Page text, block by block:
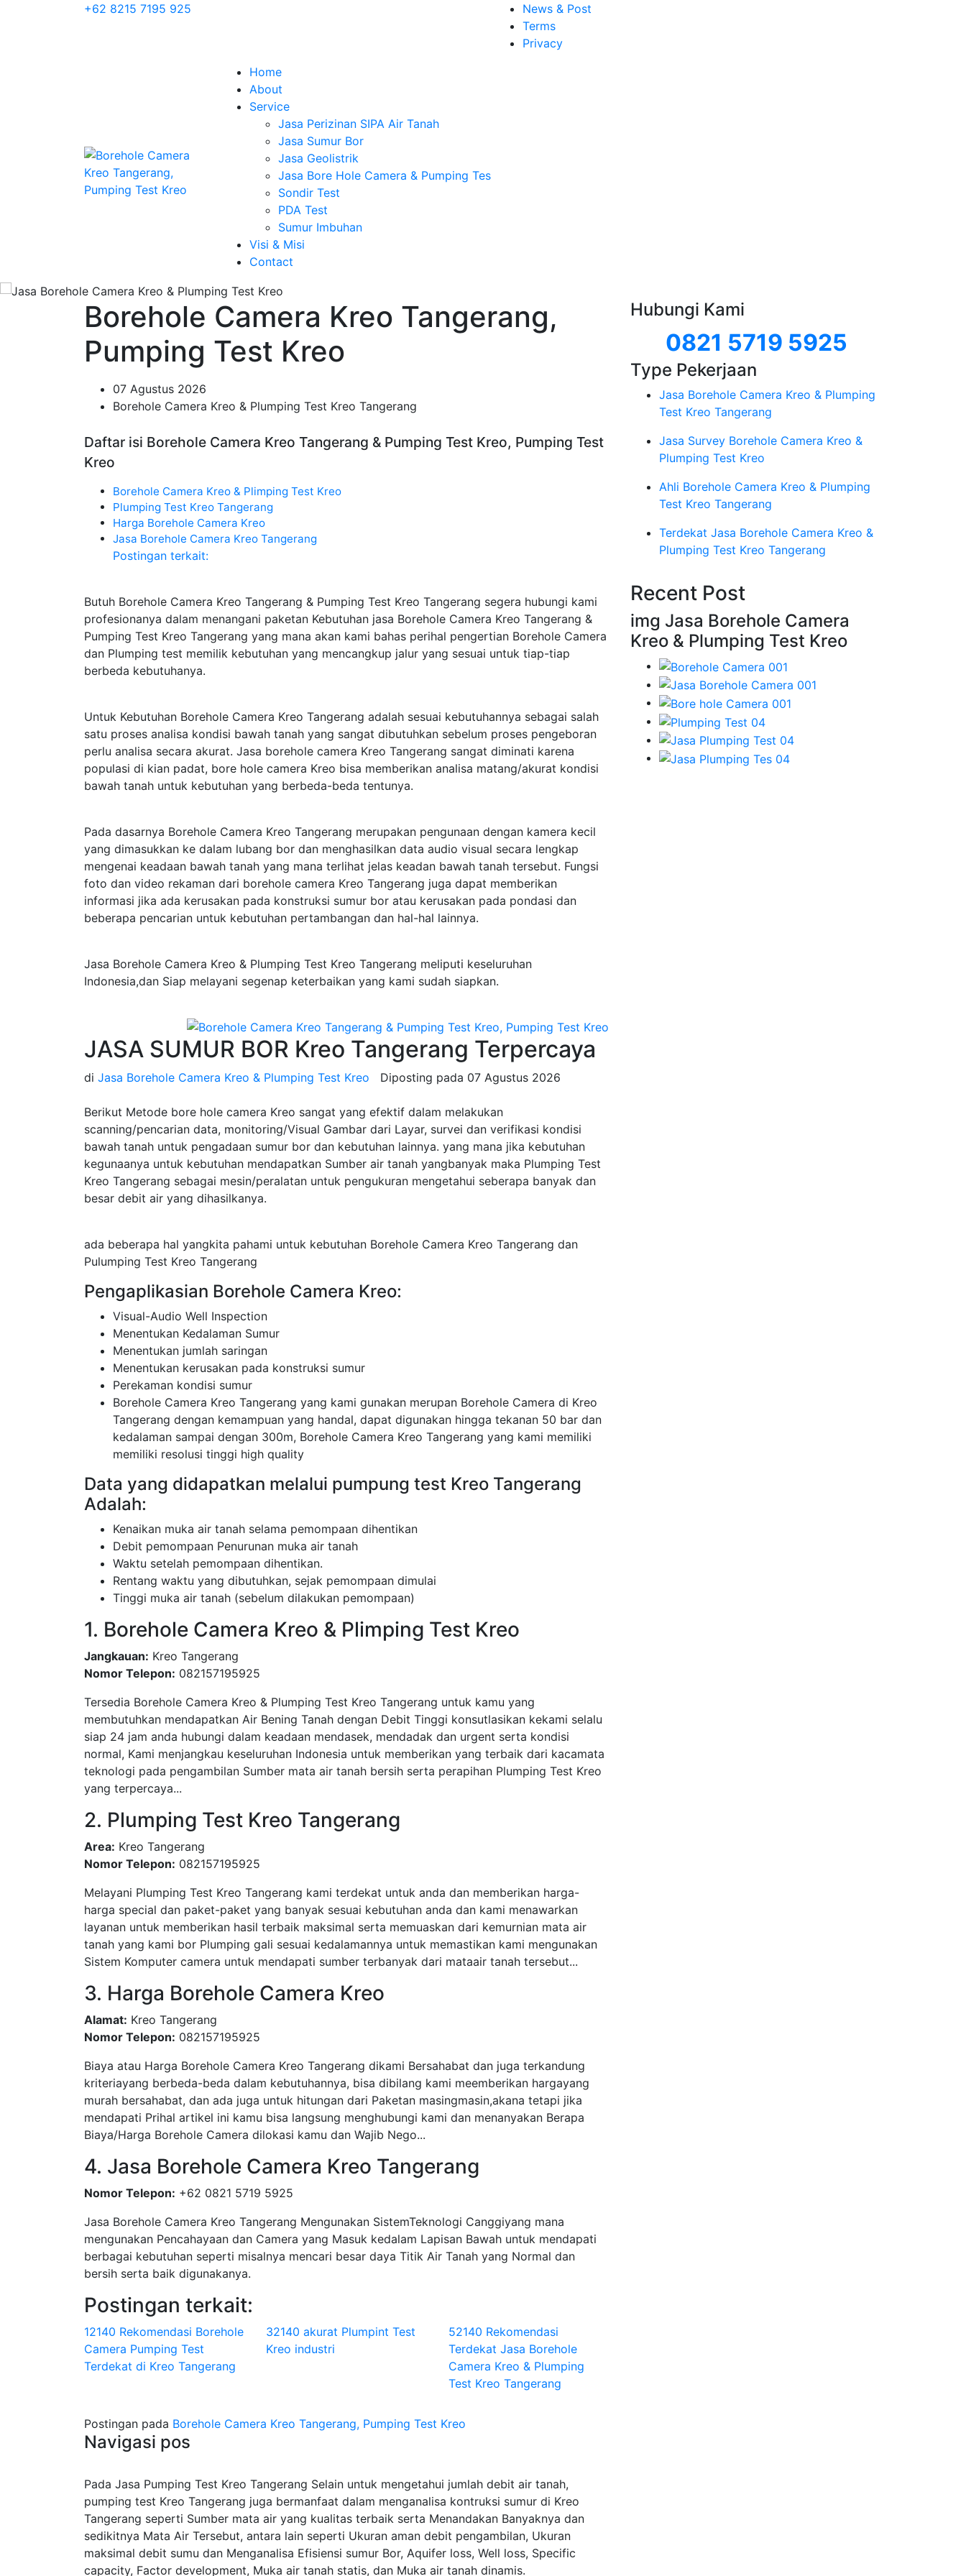
+62 8215 7195 925
News & Post
Terms
Privacy
Home
About
Service
Jasa Perizinan SIPA Air Tanah
Jasa Sumur Bor
Jasa Geolistrik
Jasa Bore Hole Camera & Pumping Tes
Sondir Test
PDA Test
Sumur Imbuhan
Visi & Misi
Contact
Borehole Camera Kreo Tangerang,
Pumping Test Kreo
07 Agustus 2026
Borehole Camera Kreo & Plumping Test Kreo Tangerang
Daftar isi Borehole Camera Kreo Tangerang & Pumping Test Kreo, Pumping Test
Kreo
Borehole Camera Kreo & Plimping Test Kreo
Plumping Test Kreo Tangerang
Harga Borehole Camera Kreo
Jasa Borehole Camera Kreo Tangerang
Postingan terkait:
Butuh Borehole Camera Kreo Tangerang & Pumping Test Kreo Tangerang segera hubungi kami
profesionanya dalam menangani paketan Kebutuhan jasa Borehole Camera Kreo Tangerang &
Pumping Test Kreo Tangerang yang mana akan kami bahas perihal pengertian Borehole Camera
dan Plumping test memilik kebutuhan yang mencangkup jalur yang sesuai untuk tiap-tiap
berbeda kebutuhanya.
Untuk Kebutuhan Borehole Camera Kreo Tangerang adalah sesuai kebutuhannya sebagai salah
satu proses analisa kondisi bawah tanah yang sangat dibutuhkan sebelum proses pengeboran
perlu analisa secara akurat. Jasa borehole camera Kreo Tangerang sangat diminati karena
populasi di kian padat, bore hole camera Kreo bisa memberikan analisa matang/akurat kondisi
bawah tanah untuk kebutuhan yang berbeda-beda tentunya.
Pada dasarnya Borehole Camera Kreo Tangerang merupakan pengunaan dengan kamera kecil
yang dimasukkan ke dalam lubang bor dan menghasilkan data audio visual secara lengkap
mengenai keadaan bawah tanah yang mana terlihat jelas keadan bawah tanah tersebut. Fungsi
foto dan video rekaman dari borehole camera Kreo Tangerang juga dapat memberikan
informasi jika ada kerusakan pada konstruksi sumur bor atau kerusakan pada pondasi dan
beberapa pencarian untuk kebutuhan pertambangan dan hal-hal lainnya.
Jasa Borehole Camera Kreo & Plumping Test Kreo Tangerang meliputi keseluruhan
Indonesia,dan Siap melayani segenap keterbaikan yang kami sudah siapkan.
JASA SUMUR BOR Kreo Tangerang Terpercaya
di Jasa Borehole Camera Kreo & Plumping Test Kreo Diposting pada 07 Agustus 2026
Berikut Metode bore hole camera Kreo sangat yang efektif dalam melakukan
scanning/pencarian data, monitoring/Visual Gambar dari Layar, survei dan verifikasi kondisi
bawah tanah untuk pengadaan sumur bor dan kebutuhan lainnya. yang mana jika kebutuhan
kegunaanya untuk kebutuhan mendapatkan Sumber air tanah yangbanyak maka Plumping Test
Kreo Tangerang sebagai mesin/peralatan untuk pengukuran mengetahui seberapa banyak dan
besar debit air yang dihasilkanya.
ada beberapa hal yangkita pahami untuk kebutuhan Borehole Camera Kreo Tangerang dan
Pulumping Test Kreo Tangerang
Pengaplikasian Borehole Camera Kreo:
Visual-Audio Well Inspection
Menentukan Kedalaman Sumur
Menentukan jumlah saringan
Menentukan kerusakan pada konstruksi sumur
Perekaman kondisi sumur
Borehole Camera Kreo Tangerang yang kami gunakan merupan Borehole Camera di Kreo
Tangerang dengan kemampuan yang handal, dapat digunakan hingga tekanan 50 bar dan
kedalaman sampai dengan 300m, Borehole Camera Kreo Tangerang yang kami memiliki
memiliki resolusi tinggi high quality
Data yang didapatkan melalui pumpung test Kreo Tangerang
Adalah:
Kenaikan muka air tanah selama pemompaan dihentikan
Debit pemompaan Penurunan muka air tanah
Waktu setelah pemompaan dihentikan.
Rentang waktu yang dibutuhkan, sejak pemompaan dimulai
Tinggi muka air tanah (sebelum dilakukan pemompaan)
1. Borehole Camera Kreo & Plimping Test Kreo
Jangkauan: Kreo Tangerang
Nomor Telepon: 082157195925
Tersedia Borehole Camera Kreo & Plumping Test Kreo Tangerang untuk kamu yang
membutuhkan mendapatkan Air Bening Tanah dengan Debit Tinggi konsutlasikan kekami selalu
siap 24 jam anda hubungi dalam keadaan mendasek, mendadak dan urgent serta kondisi
normal, Kami menjangkau keseluruhan Indonesia untuk memberikan yang terbaik dari kacamata
teknologi pada pengambilan Sumber mata air tanah bersih serta perapihan Plumping Test Kreo
yang terpercaya...
2. Plumping Test Kreo Tangerang
Area: Kreo Tangerang
Nomor Telepon: 082157195925
Melayani Plumping Test Kreo Tangerang kami terdekat untuk anda dan memberikan harga-
harga special dan paket-paket yang banyak sesuai kebutuhan anda dan kami menawarkan
layanan untuk memberikan hasil terbaik maksimal serta memuaskan dari kemurnian mata air
tanah yang kami bor Plumping gali sesuai kedalamannya untuk memastikan kami mengunakan
Sistem Komputer camera untuk mendapati sumber terbanyak dari mataair tanah tersebut...
3. Harga Borehole Camera Kreo
Alamat: Kreo Tangerang
Nomor Telepon: 082157195925
Biaya atau Harga Borehole Camera Kreo Tangerang dikami Bersahabat dan juga terkandung
kriteriayang berbeda-beda dalam kebutuhannya, bisa dibilang kami meemberikan hargayang
murah bersahabat, dan ada juga untuk hitungan dari Paketan masingmasin,akana tetapi jika
mendapati Prihal artikel ini kamu bisa langsung menghubungi kami dan menanyakan Berapa
Biaya/Harga Borehole Camera dilokasi kamu dan Wajib Nego...
4. Jasa Borehole Camera Kreo Tangerang
Nomor Telepon: +62 0821 5719 5925
Jasa Borehole Camera Kreo Tangerang Mengunakan SistemTeknologi Canggiyang mana
mengunakan Pencahayaan dan Camera yang Masuk kedalam Lapisan Bawah untuk mendapati
berbagai kebutuhan seperti misalnya mencari besar daya Titik Air Tanah yang Normal dan
bersih serta baik digunakanya.
Postingan terkait:
12140 Rekomendasi Borehole
Camera Pumping Test
Terdekat di Kreo Tangerang
32140 akurat Plumpint Test
Kreo industri
52140 Rekomendasi
Terdekat Jasa Borehole
Camera Kreo & Plumping
Test Kreo Tangerang
Postingan pada Borehole Camera Kreo Tangerang, Pumping Test Kreo
Navigasi pos
Pada Jasa Pumping Test Kreo Tangerang Selain untuk mengetahui jumlah debit air tanah,
pumping test Kreo Tangerang juga bermanfaat dalam menganalisa kontruksi sumur di Kreo
Tangerang seperti Sumber mata air yang kualitas terbaik serta Menandakan Banyaknya dan
sedikitnya Mata Air Tersebut, antara lain seperti Ukuran aman debit pengambilan, Ukuran
maksimal debit sumu dan Menganalisa Efisiensi sumur Bor, Aquifer loss, Well loss, Specific
capacity, Factor development, Muka air tanah statis, dan Muka air tanah dinamis.
Hubungi Kami
0821 5719 5925
Type Pekerjaan
Jasa Borehole Camera Kreo & Plumping
Test Kreo Tangerang
Jasa Survey Borehole Camera Kreo &
Plumping Test Kreo
Ahli Borehole Camera Kreo & Plumping
Test Kreo Tangerang
Terdekat Jasa Borehole Camera Kreo &
Plumping Test Kreo Tangerang
Recent Post
img Jasa Borehole Camera
Kreo & Plumping Test Kreo